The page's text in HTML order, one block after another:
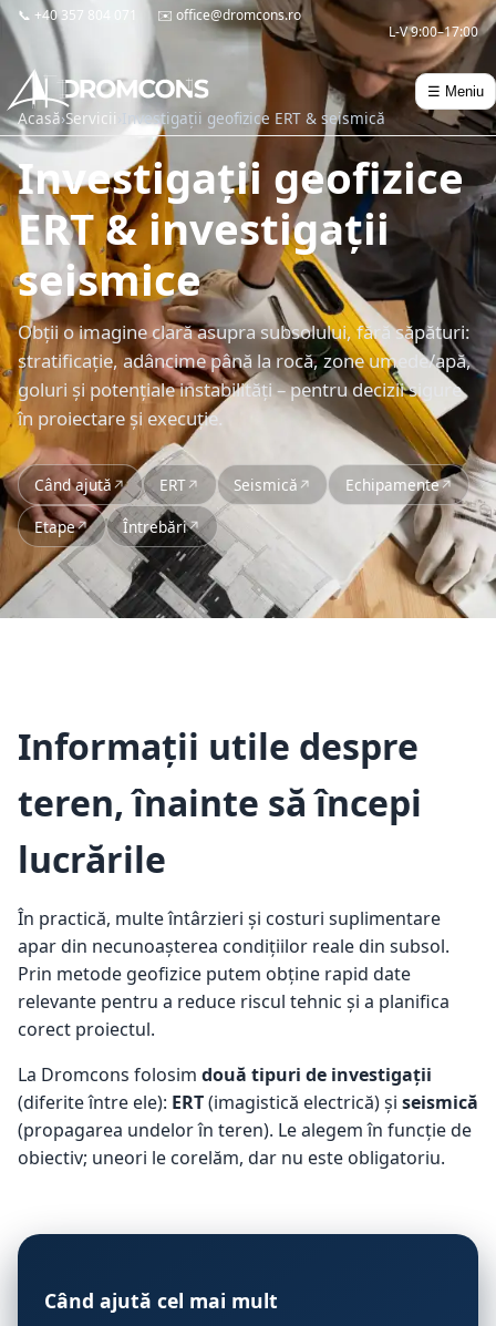
📞 +40 357 804 071 ✉️ office@dromcons.ro
L-V 9:00–17:00
☰ Meniu
Acasă›Servicii Investigații geofizice ERT & seismică
Investigații geofizice
ERT & investigații
seismice
Obții o imagine clară asupra subsolului, fără săpături:
stratificație, adâncime până la rocă, zone umede/apă,
goluri și potențiale instabilități – pentru decizii sigure
în proiectare și execuție.
Când ajută ERT Seismică
Echipamente
Etape
Întrebări
Informații utile despre
teren, înainte să începi
lucrările
În practică, multe întârzieri și costuri suplimentare
apar din necunoașterea condițiilor reale din subsol.
Prin metode geofizice putem obține rapid date
relevante pentru a reduce riscul tehnic și a planifica
corect proiectul.
La Dromcons folosim două tipuri de investigații
(diferite între ele): ERT(imagistică electrică) și seismică
(propagarea undelor în teren). Le alegem în funcție de
obiectiv; uneori le corelăm, dar nu este obligatoriu.
Când ajută cel mai mult